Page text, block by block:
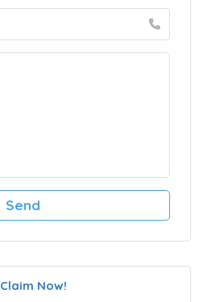
Claim Now!